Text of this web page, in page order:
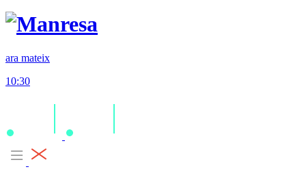
ara mateix
10:30